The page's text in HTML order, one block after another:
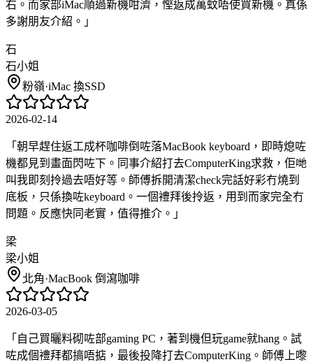
右。而家部iMac順過新機咁濟，慳返成萬蚊唔使買新機。真係
多謝朋友介紹。 」
石
石小姐
粉嶺·iMac 換SSD
2026-02-14
「 朝早趕住返工成杯咖啡倒咗落MacBook keyboard，即時熄咗
機都見到畫面閃咗下。同事介紹打去ComputerKing求救，佢哋
叫我即刻拎過去唔好等。師傅拆開清潔check完話好彩冇燒到
底板，只係換咗keyboard。一個禮拜後拎返，用到而家完全冇
問題。反應快同老實，值得推介。 」
梁
梁小姐
北角·MacBook 倒瀉咖啡
2026-03-05
「 自己買曬料砌咗部gaming PC，著到機但玩game就hang。試
咗成個禮拜都搞唔掂，最後投降打去ComputerKing。師傅上嚟